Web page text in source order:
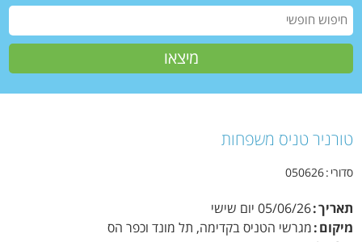
טורניר טניס משפחות
סדורי 050626
תאריך 05/06/26 יום שישי
מיקום מגרשי הטניס בקדימה, תל מונד וכפר הס